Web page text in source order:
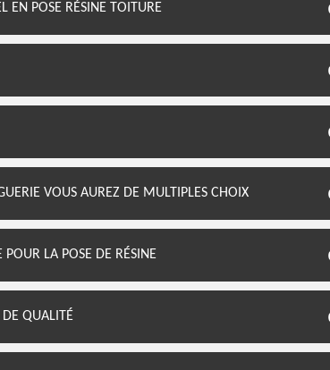
EN POSE RÉSINE TOITURE
VOUS AUREZ DE MULTIPLES CHOIX
LA POSE DE RÉSINE
DE QUALITÉ